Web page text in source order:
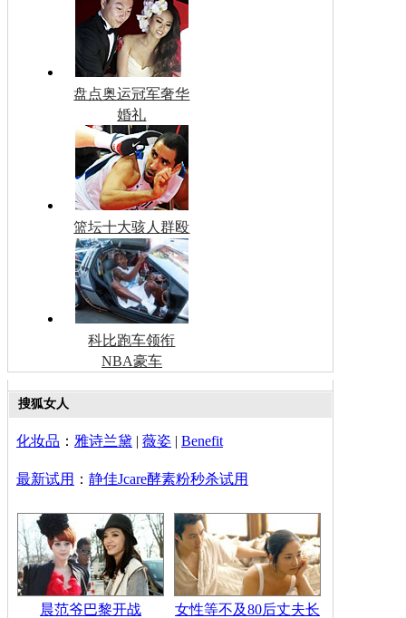
盘点奥运冠军奢华
婚礼
篮坛十大骇人群殴
科比跑车领衔
NBA豪车
搜狐女人
化妆品 ： 雅诗兰黛 | 薇姿 | Benefit
最新试用 ： 静佳Jcare酵素粉秒杀试用
晨范爷巴黎开战
女性等不及80后丈夫长